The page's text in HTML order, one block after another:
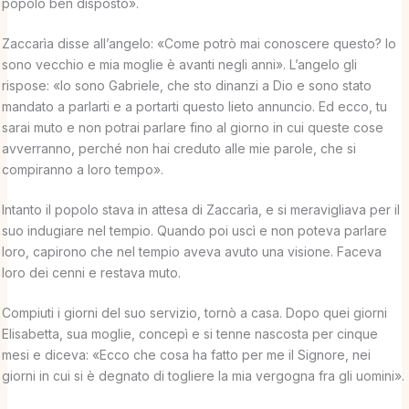
popolo ben disposto».
Zaccarìa disse all’angelo: «Come potrò mai conoscere questo? Io
sono vecchio e mia moglie è avanti negli anni». L’angelo gli
rispose: «Io sono Gabriele, che sto dinanzi a Dio e sono stato
mandato a parlarti e a portarti questo lieto annuncio. Ed ecco, tu
sarai muto e non potrai parlare fino al giorno in cui queste cose
avverranno, perché non hai creduto alle mie parole, che si
compiranno a loro tempo».
Intanto il popolo stava in attesa di Zaccarìa, e si meravigliava per il
suo indugiare nel tempio. Quando poi uscì e non poteva parlare
loro, capirono che nel tempio aveva avuto una visione. Faceva
loro dei cenni e restava muto.
Compiuti i giorni del suo servizio, tornò a casa. Dopo quei giorni
Elisabetta, sua moglie, concepì e si tenne nascosta per cinque
mesi e diceva: «Ecco che cosa ha fatto per me il Signore, nei
giorni in cui si è degnato di togliere la mia vergogna fra gli uomini».